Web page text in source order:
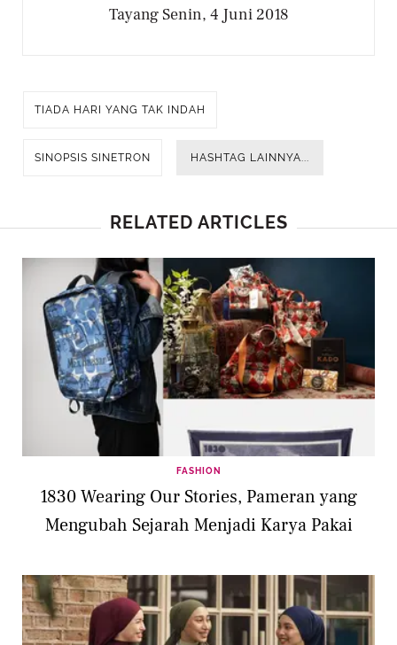
Tayang Senin, 4 Juni 2018
TIADA HARI YANG TAK INDAH
SINOPSIS SINETRON HASHTAG LAINNYA...
RELATED ARTICLES
FASHION
1830 Wearing Our Stories, Pameran yang
Mengubah Sejarah Menjadi Karya Pakai